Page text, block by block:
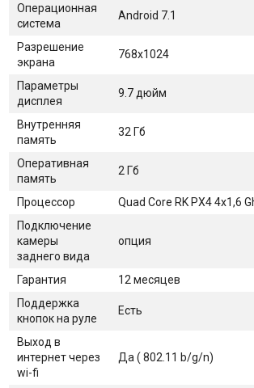
Операционная
система
Android 7.1
Разрешение
экрана
768x1024
Параметры
дисплея
9.7 дюйм
Внутренняя
память
32 Гб
Оперативная
память
2 Гб
Процессор
Quad Core RK PX4 4x1,6
Подключение
камеры
заднего вида
опция
Гарантия
12 месяцев
Поддержка
кнопок на руле
Есть
Выход в
интернет через
wi-fi
Да ( 802.11 b/g/n)